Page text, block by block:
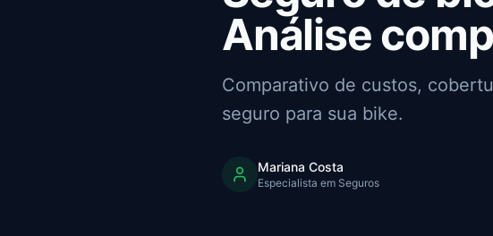
Análise
Comparativo de custos,
seguro para sua bike.
Mariana Costa
Especialista em Seguros